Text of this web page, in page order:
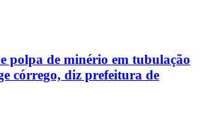
polpa de minério em tubulação
córrego, diz prefeitura de